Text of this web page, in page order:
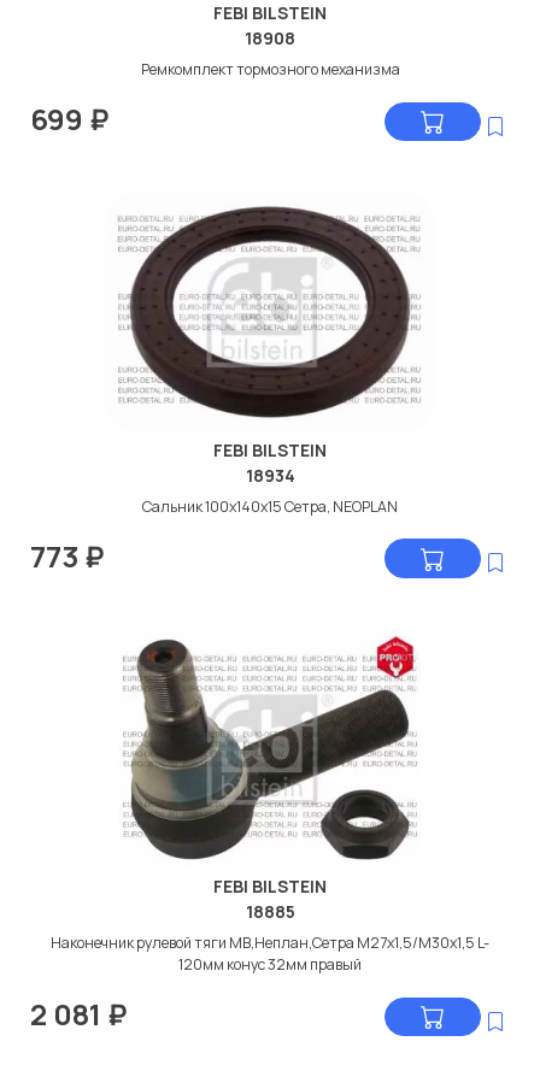
FEBI BILSTEIN
18908
Ремкомплект тормозного механизма
699 ₽
FEBI BILSTEIN
18934
Сальник 100x140x15 Сетра, NEOPLAN
773 ₽
FEBI BILSTEIN
18885
Наконечник рулевой тяги МВ,Неплан,Сетра М27x1,5/М30x1,5 L-
120мм конус 32мм правый
2 081 ₽